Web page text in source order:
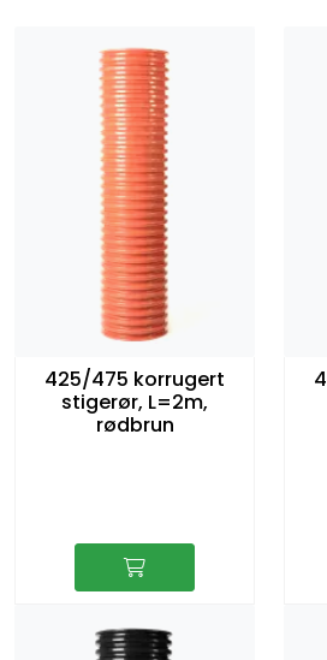
425/475 korrugert
stigerør, L=2m,
rødbrun